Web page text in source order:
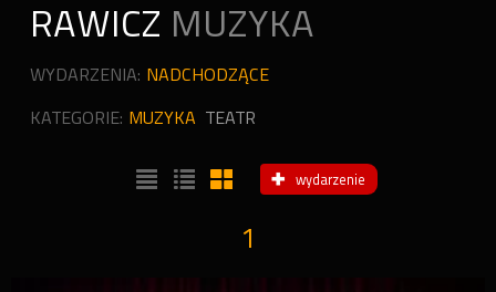
RAWICZ MUZYKA
WYDARZENIA: NADCHODZĄCE
KATEGORIE: MUZYKA TEATR
wydarzenie
1